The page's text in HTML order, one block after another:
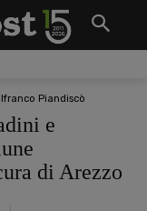
Piandiscò
e
di Arezzo